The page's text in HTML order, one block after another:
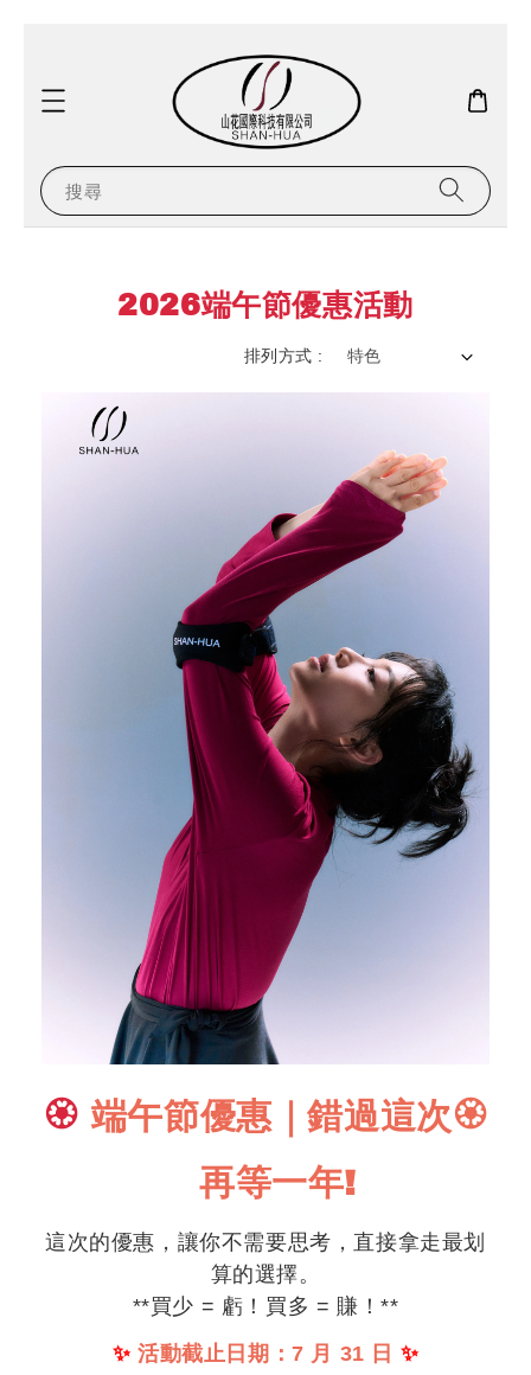
搜尋
2026端午節優惠活動
排列方式 :
🏵️ 端午節優惠｜錯過這次🏵️
再等一年!
這次的優惠，讓你不需要思考，直接拿走最划
算的選擇。
**買少 = 虧！買多 = 賺！**
✨ 活動截止日期：7 月 31 日 ✨